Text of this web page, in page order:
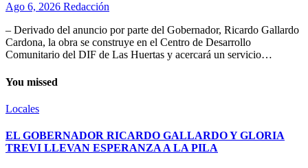
Ago 6, 2026 Redacción
– Derivado del anuncio por parte del Gobernador, Ricardo Gallardo
Cardona, la obra se construye en el Centro de Desarrollo
Comunitario del DIF de Las Huertas y acercará un servicio…
You missed
Locales
EL GOBERNADOR RICARDO GALLARDO Y GLORIA
TREVI LLEVAN ESPERANZA A LA PILA